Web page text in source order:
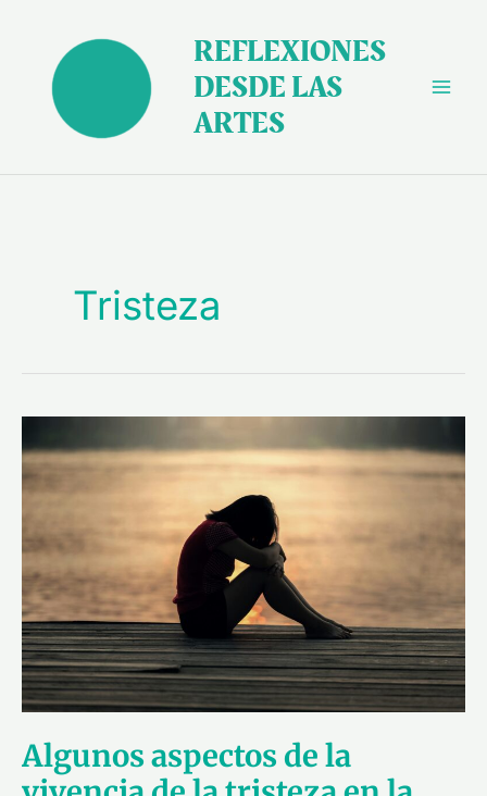
contenido
REFLEXIONES
DESDE LAS
ARTES
Tristeza
Algunos aspectos de la
aspectos
de
de
la
tristeza
en
la
música